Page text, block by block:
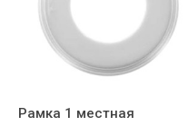
Рамка 1 местная